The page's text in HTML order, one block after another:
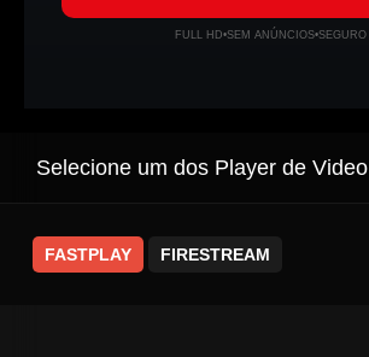
FULL HD•SEM ANÚNCIOS•SEGURO
Selecione um dos Player de Video
FASTPLAY FIRESTREAM